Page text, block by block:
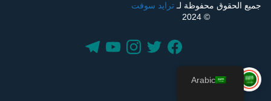
جميع الحقوق محفوظة لـترايد سوفت
© 2024
Arabic